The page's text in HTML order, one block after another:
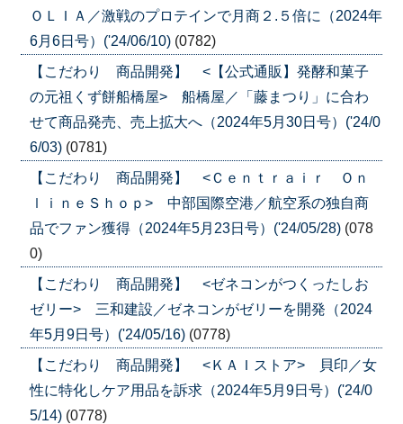
ＯＬＩＡ／激戦のプロテインで月商２.５倍に（2024年
6月6日号）('24/06/10) (0782)
【こだわり 商品開発】 <【公式通販】発酵和菓子
の元祖くず餅船橋屋> 船橋屋／「藤まつり」に合わ
せて商品発売、売上拡大へ（2024年5月30日号）('24/0
6/03) (0781)
【こだわり 商品開発】 <Ｃｅｎｔｒａｉｒ Ｏｎ
ｌｉｎｅＳｈｏｐ> 中部国際空港／航空系の独自商
品でファン獲得（2024年5月23日号）('24/05/28) (078
0)
【こだわり 商品開発】 <ゼネコンがつくったしお
ゼリー> 三和建設／ゼネコンがゼリーを開発（2024
年5月9日号）('24/05/16) (0778)
【こだわり 商品開発】 <ＫＡＩストア> 貝印／女
性に特化しケア用品を訴求（2024年5月9日号）('24/0
5/14) (0778)